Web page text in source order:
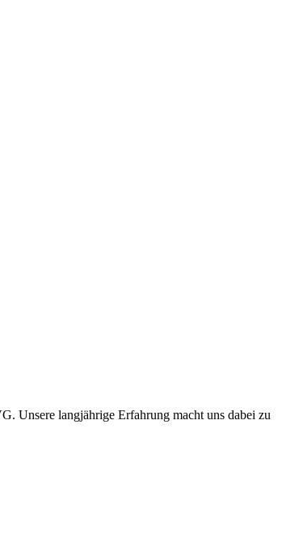
Unsere langjährige Erfahrung macht uns dabei zu